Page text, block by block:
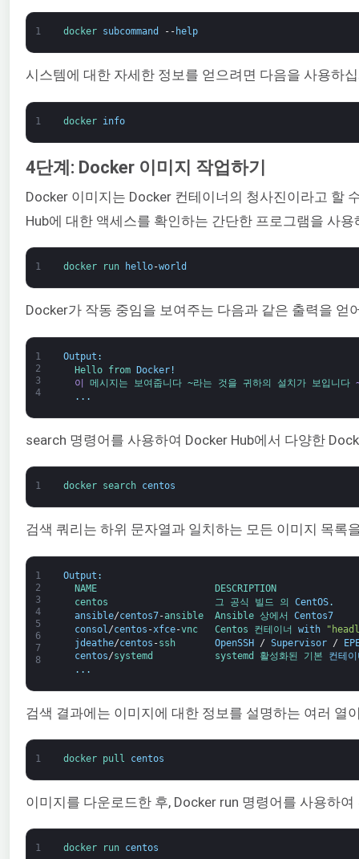
1 docker subcommand -- help
시스템에 대한 자세한 정보를 얻으려면 다음을 사용하
1 docker info
4단계: Docker 이미지 작업하기
Docker 이미지는 Docker 컨테이너의 청사진이라고 할
Hub에 대한 액세스를 확인하는 간단한 프로그램을 사
1 docker run hello-world
Docker가 작동 중임을 보여주는 다음과 같은 출력을 얻
1
2
3
4
Output :
Hello from Docker!
이
메시지는 보여줍니다 ~라는 것을 귀하의 설치가 보입니다
. . .
search 명령어를 사용하여 Docker Hub에서 다양한
1 docker search centos
검색 쿼리는 하위 문자열과 일치하는 모든 이미지 목록
1
2
3
4
5
6
7
8
Output :
NAME
centos
그 공식 빌드 의 CentOS.
ansible/centos7-ansible Ansible 상에서 Centos7
consol /centos -xfce-vnc Centos 컨테이너 with
jdeathe/centos -ssh OpenSSH / Supervisor /
centos/systemd systemd 활성화된 기본
컨테
. . .
검색 결과에는 이미지에 대한 정보를 설명하는 여러 열
1 docker pull centos
이미지를 다운로드한 후, Docker run 명령어를 사용하
1 docker run centos